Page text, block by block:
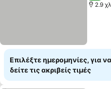
2.9
Επιλέξτε ημερομηνίες, για να
δείτε τις ακριβείς τιμές